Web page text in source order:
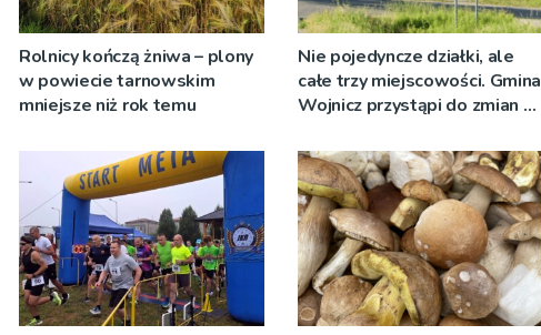
Rolnicy kończą żniwa – plony
w powiecie tarnowskim
mniejsze niż rok temu
Nie pojedyncze działki, ale
całe trzy miejscowości. Gmina
Wojnicz przystąpi do zmian w